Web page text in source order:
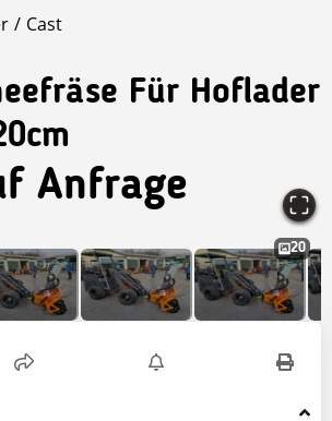
Cast
Für Hoflader
Anfrage
20